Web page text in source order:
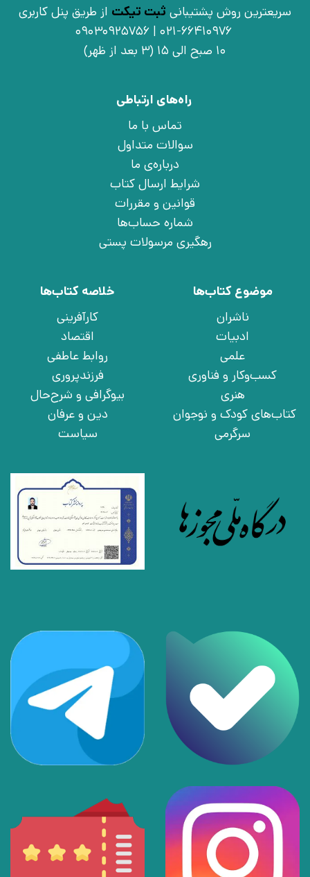
سریعترین روش پشتیبانی ثبت تیکت از طریق پنل کاربری
021-66410976 | 09030925756
10 صبح الی 15 (3 بعد از ظهر)
راه‌های ارتباطی
تماس با ما
سوالات متداول
درباره‌ی ما
شرایط ارسال کتاب
قوانین و مقررات
شماره حساب‌ها
رهگیری مرسولات پستی
موضوع کتاب‌ها
ناشران
ادبیات
علمی
کسب‌وکار و فناوری
هنری
کتاب‌های کودک و نوجوان
سرگرمی
خلاصه کتاب‌ها
کارآفرینی
اقتصاد
روابط عاطفی
فرزندپروری
بیوگرافی و شرح‌حال
دین و عرفان
سیاست